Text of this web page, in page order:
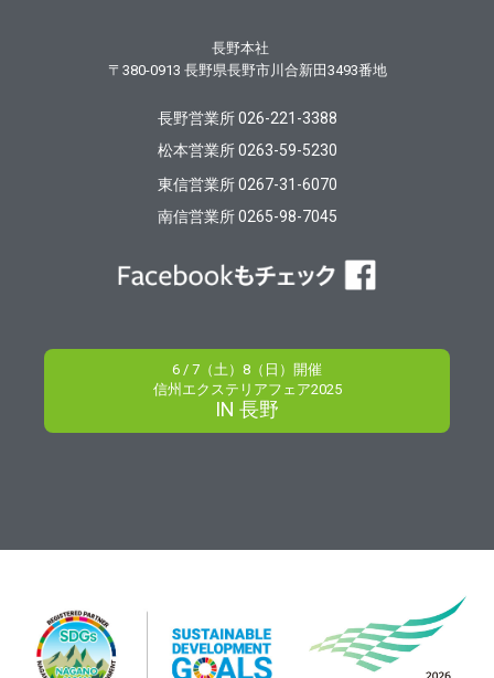
長野本社
〒380-0913 長野県長野市川合新田3493番地
長野営業所 026-221-3388
松本営業所 0263-59-5230
東信営業所 0267-31-6070
南信営業所 0265-98-7045
6 / 7（土）8（日）開催
信州エクステリアフェア2025
IN 長野